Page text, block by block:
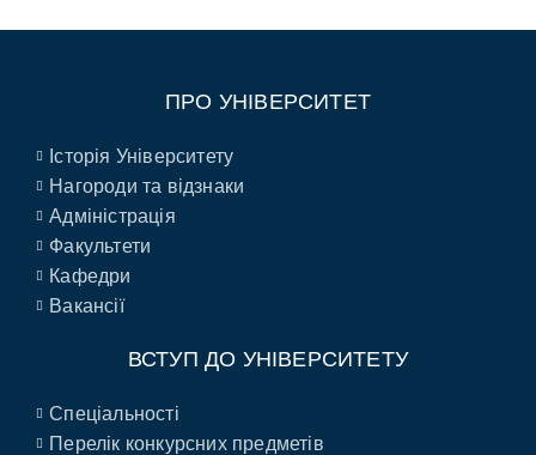
ПРО УНІВЕРСИТЕТ
Історія Університету
Нагороди та відзнаки
Адміністрація
Факультети
Кафедри
Вакансії
ВСТУП ДО УНІВЕРСИТЕТУ
Спеціальності
Перелік конкурсних предметів